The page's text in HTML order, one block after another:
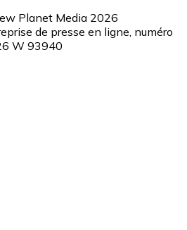
Planet Media 2026
de presse en ligne, numéro
W 93940